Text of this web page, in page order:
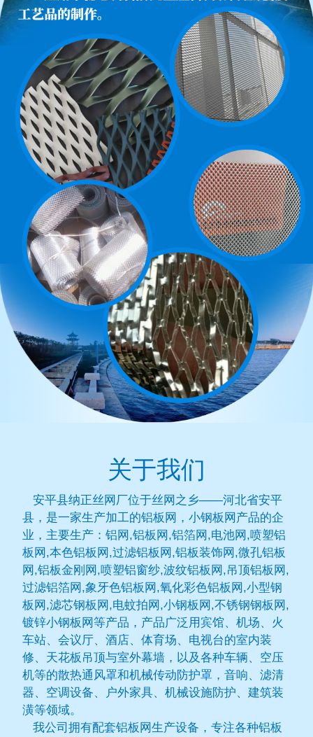
关于我们
安平县纳正丝网厂位于丝网之乡——河北省安平
县，是一家生产加工的铝板网，小钢板网产品的企
业，主要生产：铝网,铝板网,铝箔网,电池网,喷塑铝
板网,本色铝板网,过滤铝板网,铝板装饰网,微孔铝板
网,铝板金刚网,喷塑铝窗纱,波纹铝板网,吊顶铝板网,
过滤铝箔网,象牙色铝板网,氧化彩色铝板网,小型钢
板网,滤芯钢板网,电蚊拍网,小钢板网,不锈钢钢板网,
镀锌小钢板网等产品，产品广泛用宾馆、机场、火
车站、会议厅、酒店、体育场、电视台的室内装
修、天花板吊顶与室外幕墙，以及各种车辆、空压
机等的散热通风罩和机械传动防护罩，音响、滤清
器、空调设备、户外家具、机械设施防护、建筑装
潢等领域。
我公司拥有配套铝板网生产设备，专注各种铝板